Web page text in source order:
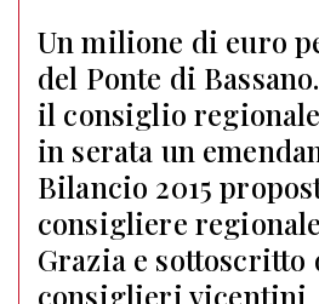
Un milione di euro
del Ponte di
il consiglio
in serata un
Bilancio 2015
consigliere
Grazia e sottoscritto
consiglieri vicentini